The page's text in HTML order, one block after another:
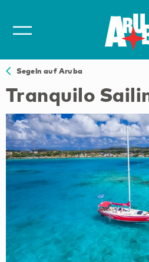
Segeln auf Aruba
Tranquilo